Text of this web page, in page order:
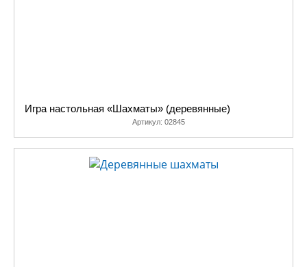
Игра настольная «Шахматы» (деревянные)
Артикул: 02845